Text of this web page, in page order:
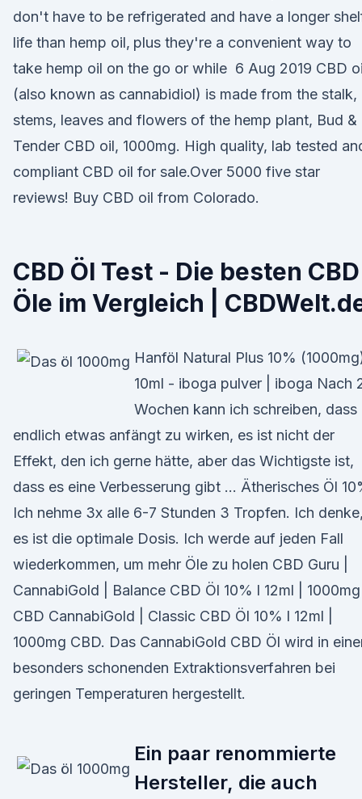
don't have to be refrigerated and have a longer
life than hemp oil‚ plus they're a convenient way to
take hemp oil on the go or while 6 Aug 2019 CBD
(also known as cannabidiol) is made from the stalk,
stems, leaves and flowers of the hemp plant, Bud &
Tender CBD oil, 1000mg. High quality, lab tested
compliant CBD oil for sale.Over 5000 five star
reviews! Buy CBD oil from Colorado.
CBD Öl Test - Die besten CBD
Öle im Vergleich |
Hanföl Natural Plus 10%
10ml - iboga pulver | iboga Nach
Wochen kann ich schreiben, dass
endlich etwas anfängt zu wirken, es ist nicht der
Effekt, den ich gerne hätte, aber das Wichtigste ist,
dass es eine Verbesserung gibt … Ätherisches Öl
Ich nehme 3x alle 6-7 Stunden 3 Tropfen. Ich denke,
es ist die optimale Dosis. Ich werde auf jeden Fall
wiederkommen, um mehr Öle zu holen CBD Guru |
CannabiGold | Balance CBD Öl 10% l 12ml | 1000mg
CBD CannabiGold | Classic CBD Öl 10% l 12ml |
1000mg CBD. Das CannabiGold CBD Öl wird in
besonders schonenden Extraktionsverfahren bei
geringen Temperaturen hergestellt.
Ein paar renommierte
Hersteller, die auch